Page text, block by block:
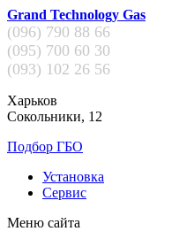
Grand Technology Gas
(096) 790 88 66
(095) 700 60 30
(093) 102 26 56
Харьков
Сокольники, 12
Подбор ГБО
Установка
Сервис
Меню сайта